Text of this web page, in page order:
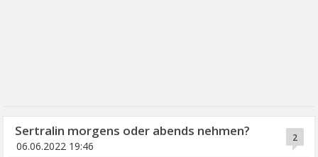
2
Sertralin morgens oder abends nehmen?
06.06.2022 19:46